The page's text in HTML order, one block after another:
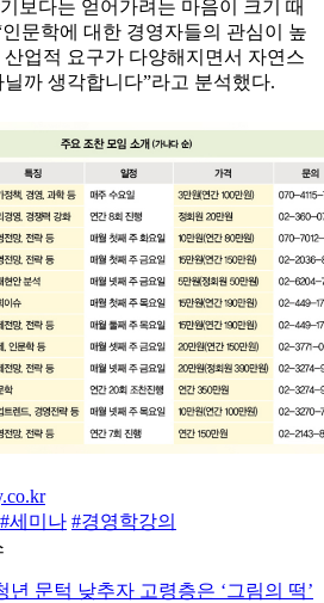
보다는 얻어가려는 마음이 크기 때
문학에 대한 경영자들의 관심이 높
업적 요구가 다양해지면서 자연스
까 생각합니다”라고 분석했다.
#세미나 #경영학강의
년 문턱 낮추자 고령층은 ‘그림의 떡’